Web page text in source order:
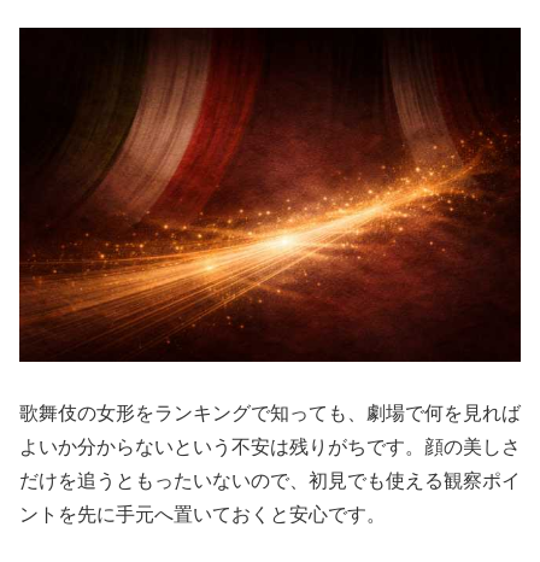
歌舞伎の女形をランキングで知っても、劇場で何を見れば
よいか分からないという不安は残りがちです。顔の美しさ
だけを追うともったいないので、初見でも使える観察ポイ
ントを先に手元へ置いておくと安心です。